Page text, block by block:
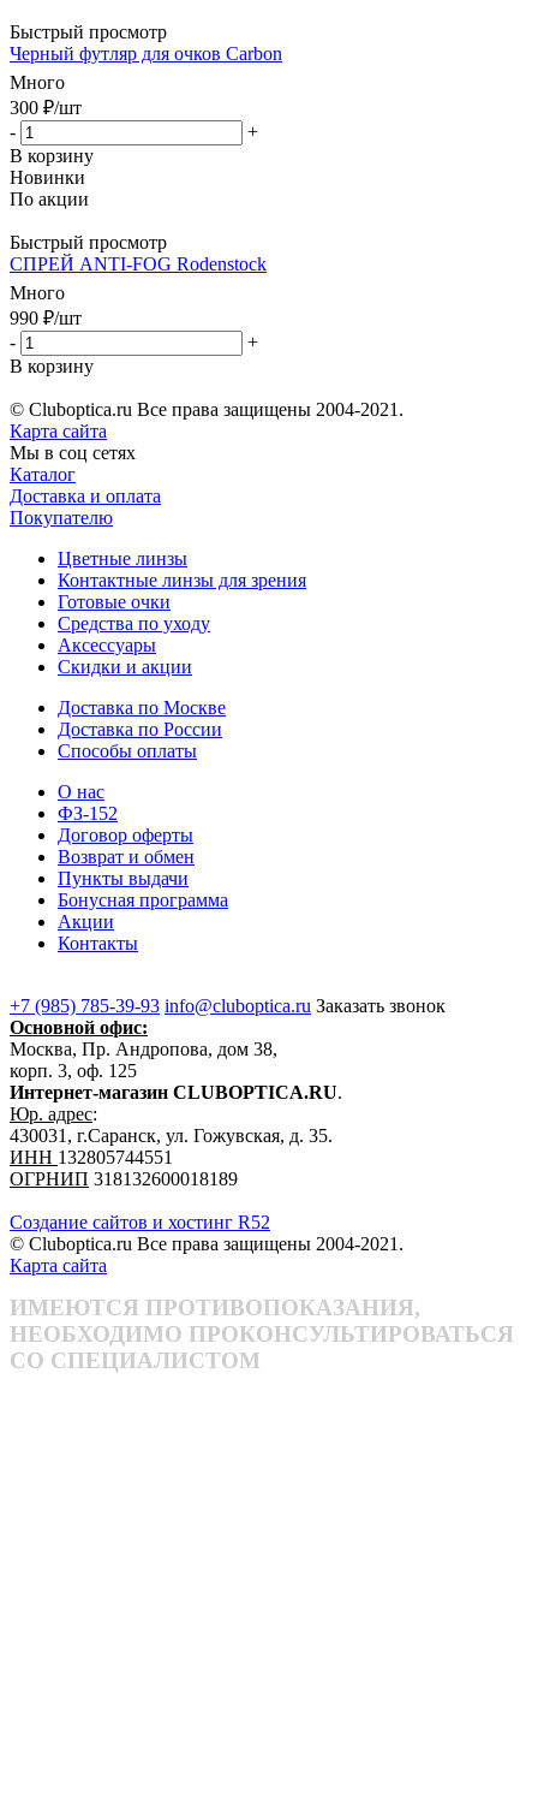
Быстрый просмотр
Черный футляр для очков Carbon
Много
300 ₽/шт
-
+
В корзину
Новинки
По акции
Быстрый просмотр
СПРЕЙ ANTI-FOG Rodenstock
Много
990 ₽/шт
-
+
В корзину
© Cluboptica.ru Все права защищены 2004-2021.
Карта сайта
Мы в соц сетях
Каталог
Доставка и оплата
Покупателю
Цветные линзы
Контактные линзы для зрения
Готовые очки
Средства по уходу
Аксессуары
Скидки и акции
Доставка по Москве
Доставка по России
Способы оплаты
О нас
ФЗ-152
Договор оферты
Возврат и обмен
Пункты выдачи
Бонусная программа
Акции
Контакты
+7 (985) 785-39-93 info@cluboptica.ru Заказать звонок
Основной офис:
Москва, Пр. Андропова, дом 38,
корп. 3, оф. 125
Интернет-магазин CLUBOPTICA.RU.
Юр. адрес:
430031, г.Саранск, ул. Гожувская, д. 35.
ИНН 132805744551
ОГРНИП 318132600018189
Создание сайтов и хостинг R52
© Cluboptica.ru Все права защищены 2004-2021.
Карта сайта
ИМЕЮТСЯ ПРОТИВОПОКАЗАНИЯ,
НЕОБХОДИМО ПРОКОНСУЛЬТИРОВАТЬСЯ
СО СПЕЦИАЛИСТОМ